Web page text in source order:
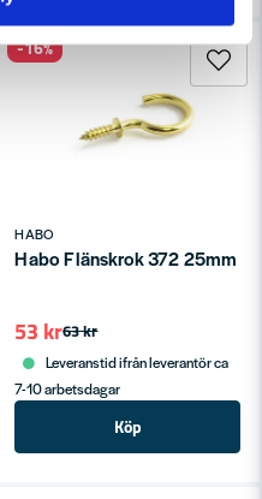
Galv SB
HABO
Habo Flänskrok 372 25mm
63 kr
53 kr
Leveranstid ifrån leverantör ca
7-10 arbetsdagar
Köp
-16%